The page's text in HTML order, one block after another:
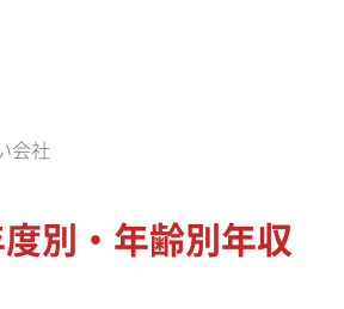
会社
別・年齢別年収